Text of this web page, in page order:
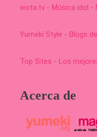
wota.tv - Música idol -
Yumeki Style - Blogs
Top Sites - Los
Acerca de